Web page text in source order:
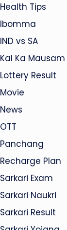
Health Tips
Ibomma
IND vs SA
Kal Ka Mausam
Lottery Result
Movie
News
OTT
Panchang
Recharge Plan
Sarkari Exam
Sarkari Naukri
Sarkari Result